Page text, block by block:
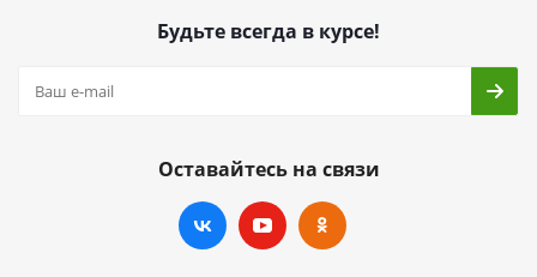
Будьте всегда в курсе!
Оставайтесь на связи